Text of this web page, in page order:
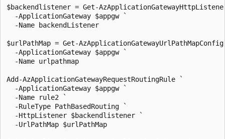
$backendlistener = Get-
  -ApplicationGateway $appgw `
  -Name backendListener
$urlPathMap = Get-
  -ApplicationGateway $appgw `
  -Name urlpathmap
Add-AzApplicationGatewayRequestRoutingRule `
  -ApplicationGateway $appgw `
  -Name rule2 `
  -RuleType PathBasedRouting `
  -HttpListener $backendlistener `
  -UrlPathMap $urlPathMap